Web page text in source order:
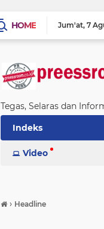
HOME
Jum'at 7
Tegas, Selaras dan
Indeks
Video
› Headline